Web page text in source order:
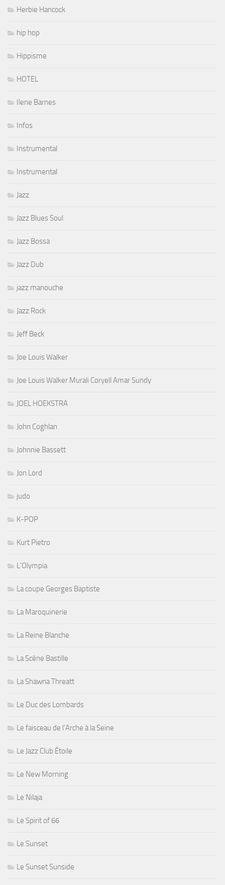
Herbie Hancock
hip hop
Hippisme
HOTEL
Ilene Barnes
Infos
Instrumental
Instrumental
Jazz
Jazz Blues Soul
Jazz Bossa
Jazz Dub
jazz manouche
Jazz Rock
Jeff Beck
Joe Louis Walker
Joe Louis Walker Murali Coryell Amar Sundy
JOEL HOEKSTRA
John Coghlan
Johnnie Bassett
Jon Lord
judo
K-POP
Kurt Pietro
L'Olympia
La coupe Georges Baptiste
La Maroquinerie
La Reine Blanche
La Scène Bastille
La Shawna Threatt
Le Duc des Lombards
Le faisceau de l'Arche à la Seine
Le Jazz Club Étoile
Le New Morning
Le Nilaja
Le Spirit of 66
Le Sunset
Le Sunset Sunside